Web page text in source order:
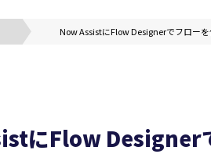
Now AssistにFlow Designerでフローを
にFlow Designer